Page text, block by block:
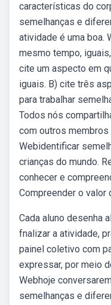
características do
semelhanças e
atividade é uma boa.
mesmo tempo,
cite um aspecto em
iguais. B) cite três
para trabalhar
Todos nós
com outros
Webidentificar
crianças do mundo.
conhecer e
Compreender o valor
Cada aluno desenha
fnalizar a atividade,
painel coletivo com
expressar, por meio
Webhoje
semelhanças e